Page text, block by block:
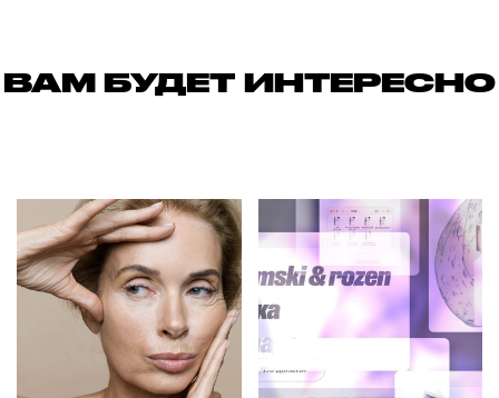
ВАМ БУДЕТ ИНТЕРЕСНО